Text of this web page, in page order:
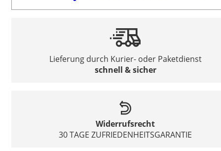
Lieferung durch Kurier- oder Paketdienst
schnell & sicher
Widerrufsrecht
30 TAGE ZUFRIEDENHEITSGARANTIE